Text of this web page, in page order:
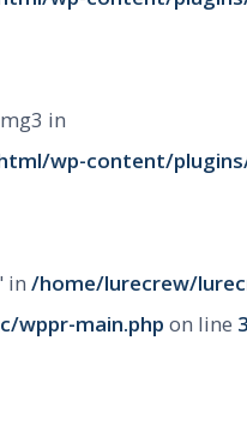
in
wp-content/
in /home/lurecrew/
wppr-main.php on line